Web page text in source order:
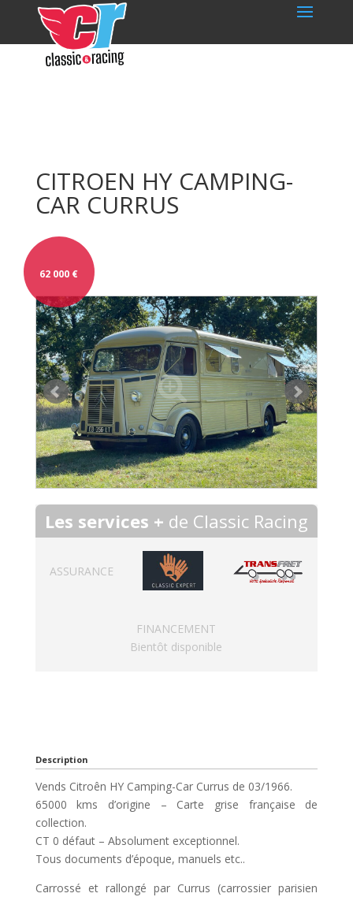
CITROEN HY CAMPING-
CAR CURRUS
62 000 €
Les services + de Classic Racing
ASSURANCE
FINANCEMENT
Bientôt disponible
Description
Vends Citroên HY Camping-Car Currus de 03/1966.
65000 kms d’origine – Carte grise française de
collection.
CT 0 défaut – Absolument exceptionnel.
Tous documents d’époque, manuels etc..
Carrossé et rallongé par Currus (carrossier parisien